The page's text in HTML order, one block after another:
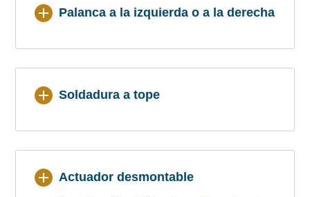
Palanca a la izquierda o a la derecha
Soldadura a tope
Actuador desmontable